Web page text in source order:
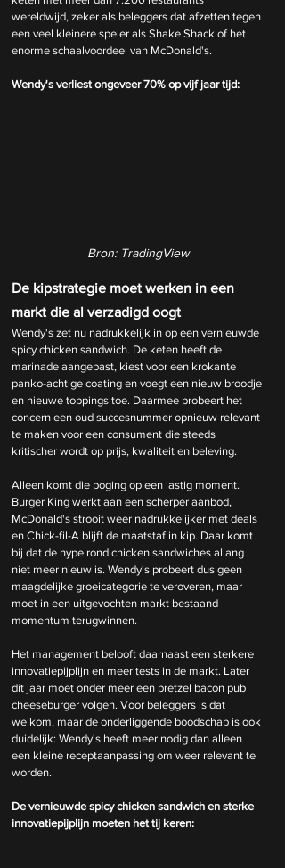
wereldwijd, zeker als beleggers dat afzetten tegen
een veel kleinere speler als Shake Shack of het
enorme schaalvoordeel van McDonald's.
Wendy's verliest ongeveer 70% op vijf jaar tijd:
Bron: TradingView
De kipstrategie moet werken in een
markt die al verzadigd oogt
Wendy's zet nu nadrukkelijk in op een vernieuwde
spicy chicken sandwich. De keten heeft de
marinade aangepast, kiest voor een krokante
panko-achtige coating en voegt een nieuw broodje
en nieuwe toppings toe. Daarmee probeert het
concern een oud succesnummer opnieuw relevant
te maken voor een consument die steeds
kritischer wordt op prijs, kwaliteit en beleving.
Alleen komt die poging op een lastig moment.
Burger King werkt aan een scherper aanbod,
McDonald's strooit weer nadrukkelijker met deals
en Chick-fil-A blijft de maatstaf in kip. Daar komt
bij dat de hype rond chicken sandwiches allang
niet meer nieuw is. Wendy's probeert dus geen
maagdelijke groeicategorie te veroveren, maar
moet in een uitgevochten markt bestaand
momentum terugwinnen.
Het management belooft daarnaast een sterkere
innovatiepijplijn en meer tests in de markt. Later
dit jaar moet onder meer een pretzel bacon pub
cheeseburger volgen. Voor beleggers is dat
welkom, maar de onderliggende boodschap is ook
duidelijk: Wendy's heeft meer nodig dan alleen
een kleine receptaanpassing om weer relevant te
worden.
De vernieuwde spicy chicken sandwich en sterke
innovatiepijplijn moeten het tij keren: